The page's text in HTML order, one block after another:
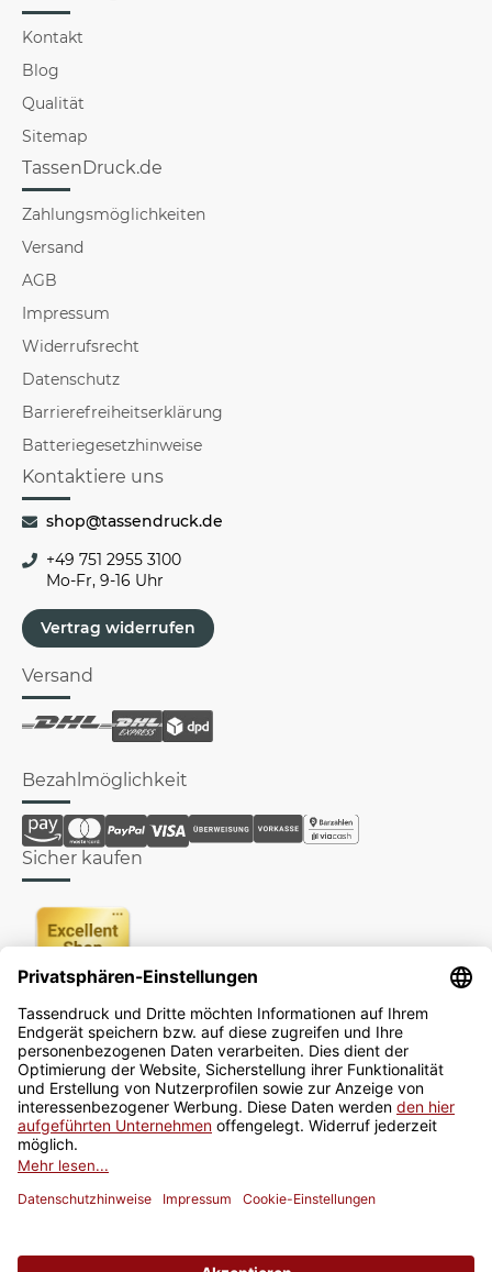
Kontakt
Blog
Qualität
Sitemap
TassenDruck.de
Zahlungsmöglichkeiten
Versand
AGB
Impressum
Widerrufsrecht
Datenschutz
Barrierefreiheitserklärung
Batteriegesetzhinweise
Kontaktiere uns
shop@tassendruck.de
+49 751 2955 3100
Mo-Fr, 9-16 Uhr
Vertrag widerrufen
Versand
Bezahlmöglichkeit
Sicher kaufen
Newsletter